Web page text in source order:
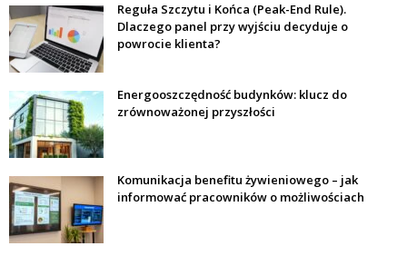
Reguła Szczytu i Końca (Peak-End Rule).
Dlaczego panel przy wyjściu decyduje o
powrocie klienta?
Energooszczędność budynków: klucz do
zrównoważonej przyszłości
Komunikacja benefitu żywieniowego – jak
informować pracowników o możliwościach